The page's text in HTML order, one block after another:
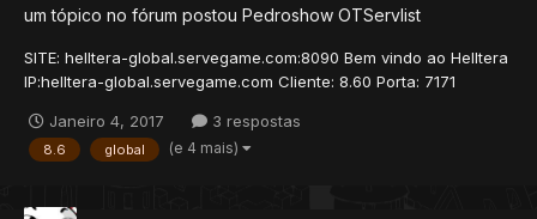
um tópico no fórum postou Pedroshow OTServlist
SITE: helltera-global.servegame.com:8090 Bem vindo ao Helltera
IP:helltera-global.servegame.com Cliente: 8.60 Porta: 7171
ESTA EM NOVIDADES NO NOSSO SITE A PREMIÇÃO DA PRIMEIRA
QUEST SERA : ("Poderá adquirir os dois itens") He...
Janeiro 4, 2017 3 respostas
8.6 global (e 4 mais)